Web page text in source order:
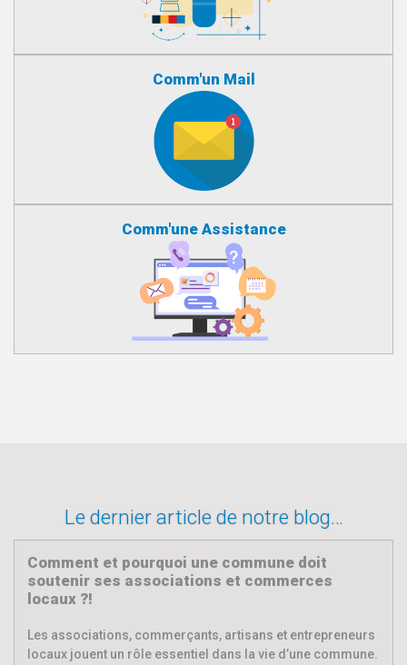
Comm'un Mail
Comm'une Assistance
Le dernier article de notre blog…
Comment et pourquoi une commune doit
soutenir ses associations et commerces
locaux ?!
Les associations, commerçants, artisans et entrepreneurs
locaux jouent un rôle essentiel dans la vie d’une commune.